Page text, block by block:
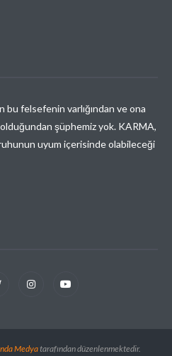
bu felsefenin varlığından ve ona
olduğundan şüphemiz yok. KARMA,
uyum içerisinde olabileceği
Medyatarafından düzenlenmektedir.